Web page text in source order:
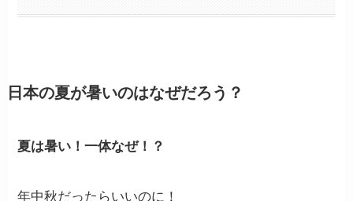
日本の夏が暑いのはなぜだろう？
夏は暑い！一体なぜ！？
年中秋だったらいいのに！